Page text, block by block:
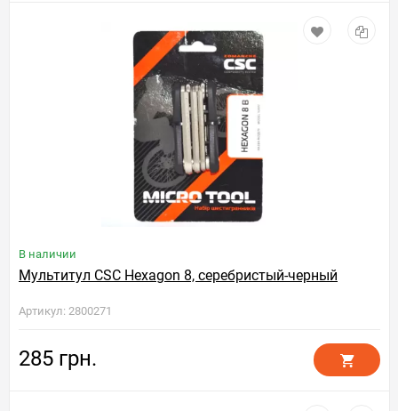
В наличии
Мультитул CSC Hexagon 8, серебристый-черный
Артикул: 2800271
285 грн.